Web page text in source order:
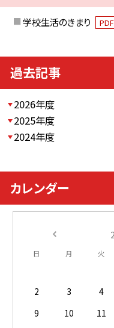
学校生活のきまり PDF
過去記事
2026年度
2025年度
2024年度
カレンダー
日 月 火
2
3 4
9
10 11